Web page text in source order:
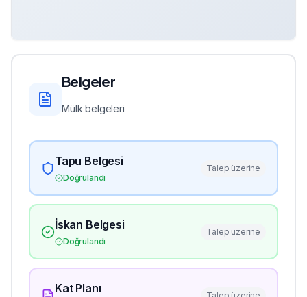
Belgeler
Mülk belgeleri
Tapu Belgesi
Doğrulandı
Talep üzerine
İskan Belgesi
Doğrulandı
Talep üzerine
Kat Planı Talep üzerine